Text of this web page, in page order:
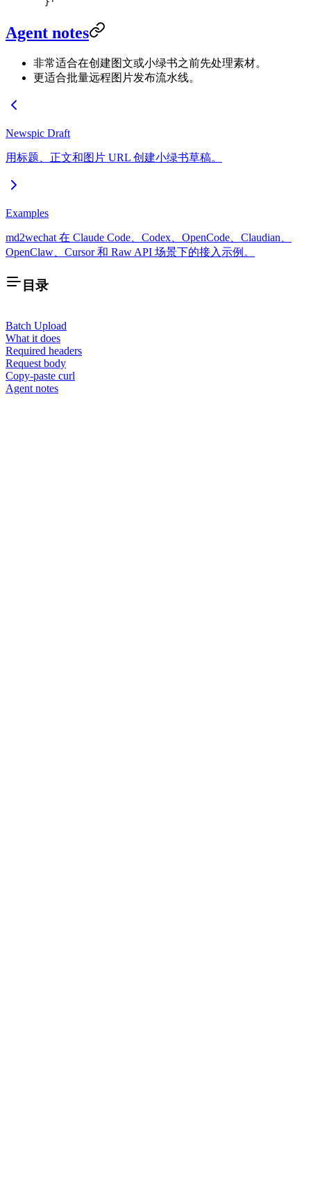
  }'
Agent notes
非常适合在创建图文或小绿书之前先处理素材。
更适合批量远程图片发布流水线。
Newspic Draft
用标题、正文和图片 URL 创建小绿书草稿。
Examples
md2wechat 在 Claude Code、Codex、OpenCode、Claudian、
OpenClaw、Cursor 和 Raw API 场景下的接入示例。
目录
Batch Upload
What it does
Required headers
Request body
Copy-paste curl
Agent notes